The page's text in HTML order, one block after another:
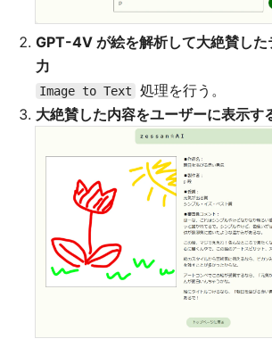
GPT-4V が絵を解析して大絶賛した
力
Image to Text
処理を行う。
大絶賛した内容をユーザーに表示す